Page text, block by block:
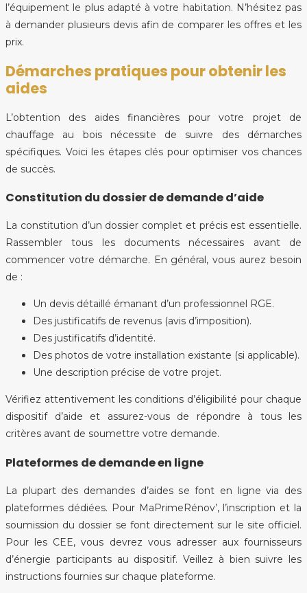
l’équipement le plus adapté à votre habitation. N’hésitez pas
à demander plusieurs devis afin de comparer les offres et les
prix.
Démarches pratiques pour obtenir les
aides
L’obtention des aides financières pour votre projet de
chauffage au bois nécessite de suivre des démarches
spécifiques. Voici les étapes clés pour optimiser vos chances
de succès.
Constitution du dossier de demande d’aide
La constitution d’un dossier complet et précis est essentielle.
Rassembler tous les documents nécessaires avant de
commencer votre démarche. En général, vous aurez besoin
de :
Un devis détaillé émanant d’un professionnel RGE.
Des justificatifs de revenus (avis d’imposition).
Des justificatifs d’identité.
Des photos de votre installation existante (si applicable).
Une description précise de votre projet.
Vérifiez attentivement les conditions d’éligibilité pour chaque
dispositif d’aide et assurez-vous de répondre à tous les
critères avant de soumettre votre demande.
Plateformes de demande en ligne
La plupart des demandes d’aides se font en ligne via des
plateformes dédiées. Pour MaPrimeRénov’, l’inscription et la
soumission du dossier se font directement sur le site officiel.
Pour les CEE, vous devrez vous adresser aux fournisseurs
d’énergie participants au dispositif. Veillez à bien suivre les
instructions fournies sur chaque plateforme.